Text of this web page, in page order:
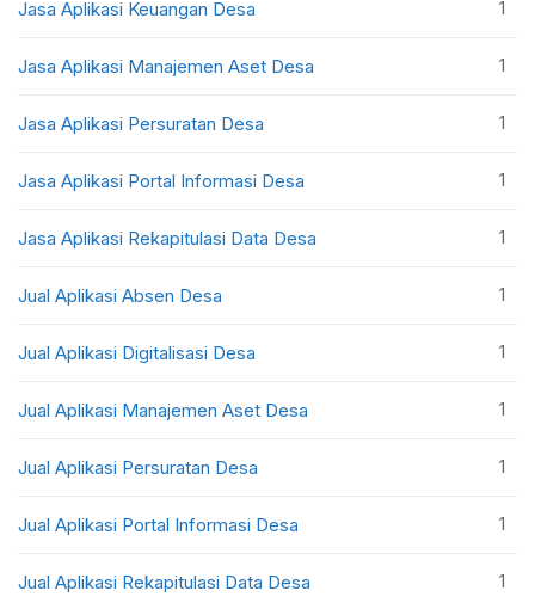
Jasa Aplikasi Keuangan Desa 1
Jasa Aplikasi Manajemen Aset Desa 1
Jasa Aplikasi Persuratan Desa 1
Jasa Aplikasi Portal Informasi Desa 1
Jasa Aplikasi Rekapitulasi Data Desa 1
Jual Aplikasi Absen Desa 1
Jual Aplikasi Digitalisasi Desa 1
Jual Aplikasi Manajemen Aset Desa 1
Jual Aplikasi Persuratan Desa 1
Jual Aplikasi Portal Informasi Desa 1
Jual Aplikasi Rekapitulasi Data Desa 1